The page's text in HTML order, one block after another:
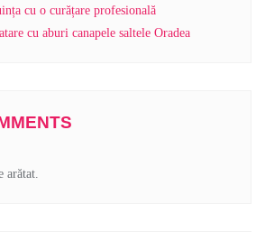
cu o curățare profesională
cu aburi canapele saltele Oradea
arătat.